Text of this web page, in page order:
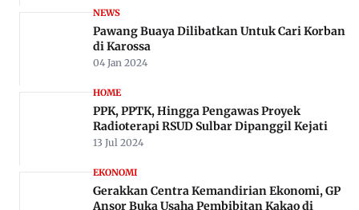
NEWS
Pawang Buaya Dilibatkan Untuk Cari Korban
di Karossa
04 Jan 2024
HOME
PPK, PPTK, Hingga Pengawas Proyek
Radioterapi RSUD Sulbar Dipanggil Kejati
13 Jul 2024
EKONOMI
Gerakkan Centra Kemandirian Ekonomi, GP
Ansor Buka Usaha Pembibitan Kakao di